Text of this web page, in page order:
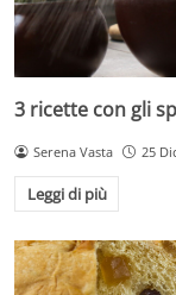
3 ricette con gli
Serena Vasta 25
Leggi di più